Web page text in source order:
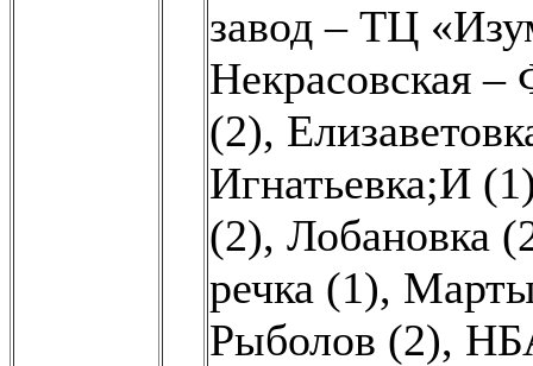
завод – ТЦ
Некрасовская
(2),
Игнатьевка;И
(2), Лобановка
речка (1),
Рыболов (2),